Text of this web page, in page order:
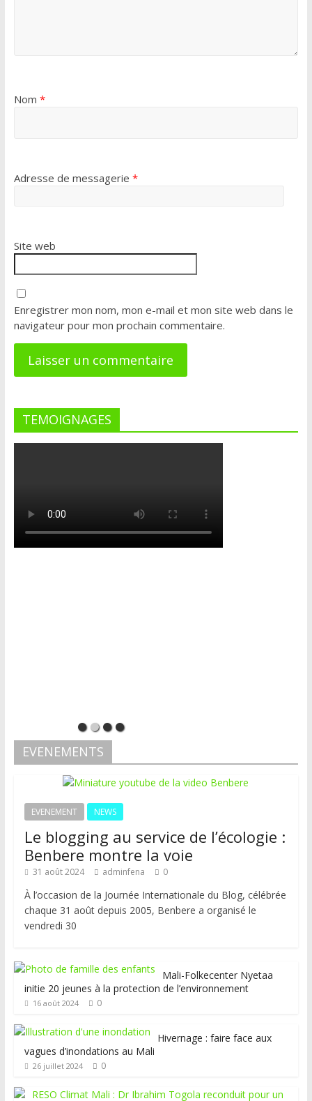
Nom *
Adresse de messagerie *
Site web
Enregistrer mon nom, mon e-mail et mon site web dans le
navigateur pour mon prochain commentaire.
TEMOIGNAGES
EVENEMENTS
EVENEMENT NEWS
Le blogging au service de l’écologie :
Benbere montre la voie
31 août 2024 adminfena 0
À l’occasion de la Journée Internationale du Blog, célébrée
chaque 31 août depuis 2005, Benbere a organisé le
vendredi 30
Mali-Folkecenter Nyetaa
initie 20 jeunes à la protection de l’environnement
16 août 2024 0
Hivernage : faire face aux
vagues d’inondations au Mali
26 juillet 2024 0